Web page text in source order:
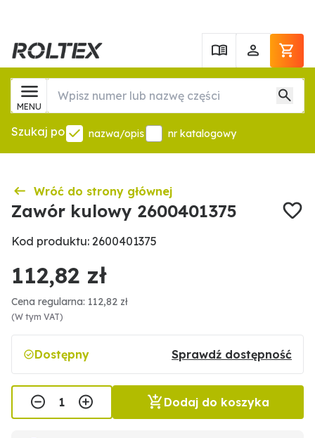
MENU
Szukaj po nazwa/opis nr katalogowy
Wróć do strony głównej
Zawór kulowy 2600401375
Kod produktu: 2600401375
112,82 zł
Cena regularna: 112,82 zł
(W tym VAT)
Dostępny Sprawdź dostępność
Dodaj do koszyka